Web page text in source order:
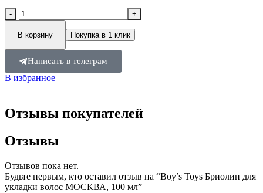
В корзину Покупка в 1 клик
Написать в телеграм
В избранное
Отзывы покупателей
Отзывы
Отзывов пока нет.
Будьте первым, кто оставил отзыв на “Boy’s Toys Бриолин для
укладки волос МОСКВА, 100 мл”